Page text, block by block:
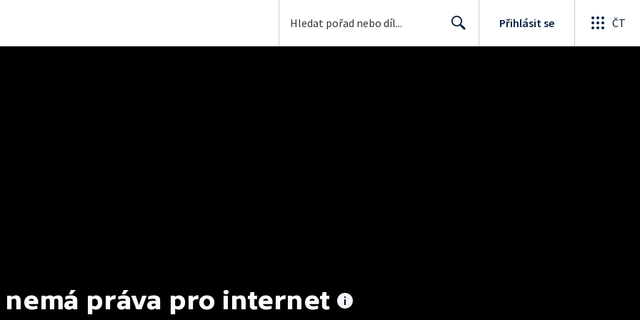
Přihlásit se ČT
nemá práva pro internet